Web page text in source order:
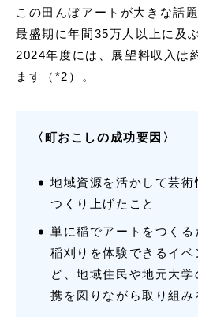
この田んぼアートが大きな話
最盛期に年間35万人以上に及
2024年度には、展望料収入は
ます（*2）。
〈町おこしの成功要因〉
地域資源を活かして芸
つくり上げたこと
単に稲でアートをつく
稲刈りを体験できるイベ
ど、地域住民や地元大
携を図りながら取り組み